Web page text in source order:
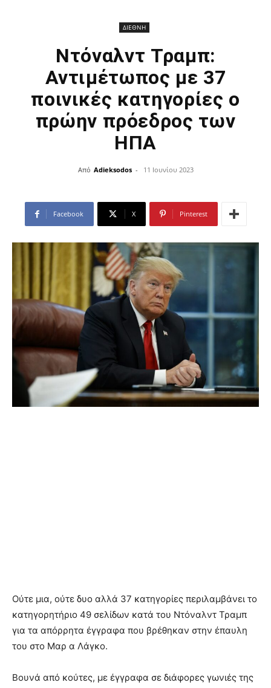
ΔΙΕΘΝΗ
Ντόναλντ Τραμπ:
Αντιμέτωπος με 37
ποινικές κατηγορίες ο
πρώην πρόεδρος των
ΗΠΑ
Από Adieksodos - 11 Ιουνίου 2023
Facebook X Pinterest
Ούτε μια, ούτε δυο αλλά 37 κατηγορίες περιλαμβάνει το
κατηγορητήριο 49 σελίδων κατά του Ντόναλντ Τραμπ
για τα απόρρητα έγγραφα που βρέθηκαν στην έπαυλη
του στο Μαρ α Λάγκο.
Βουνά από κούτες, με έγγραφα σε διάφορες γωνιές της